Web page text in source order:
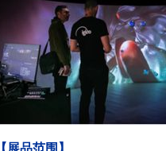
【展品范围】